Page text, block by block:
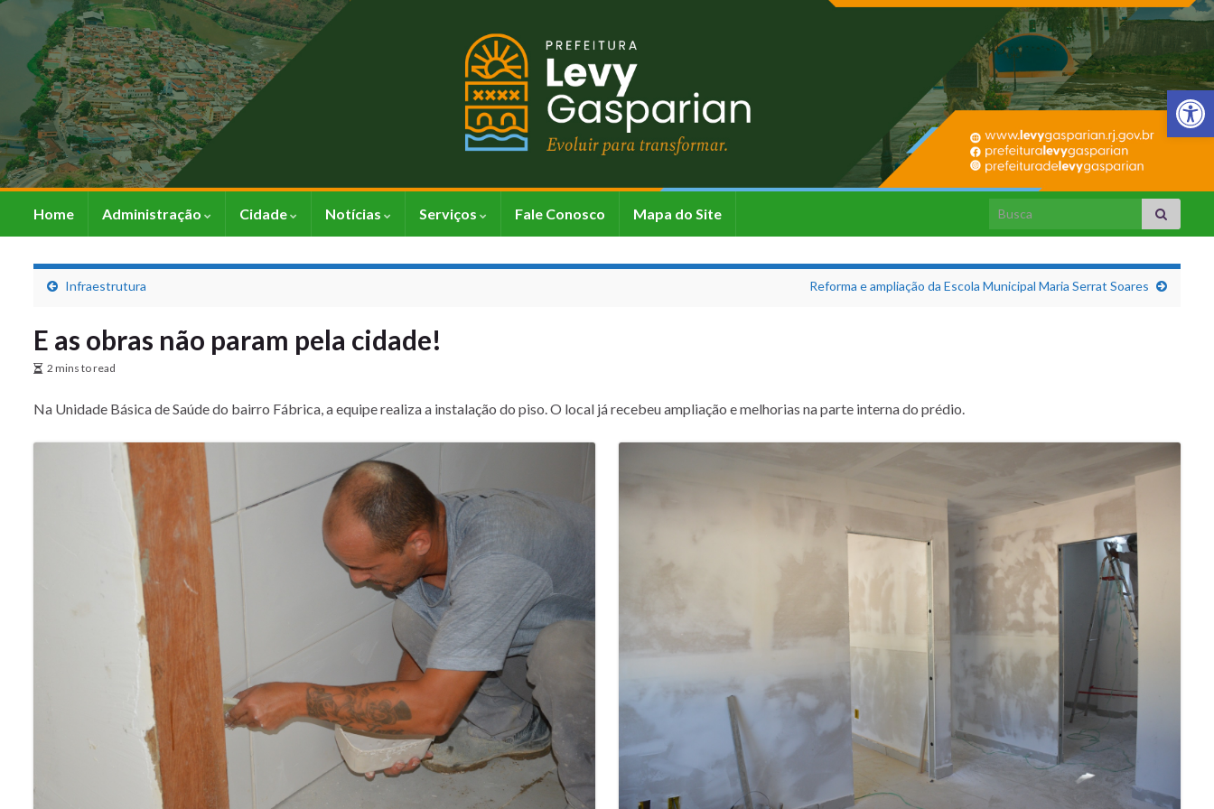
Barra de
Home Administração Cidade Notícias Serviços Fale Conosco Mapa do Site Search for:
Infraestrutura Reforma e ampliação da Escola Municipal Maria Serrat Soares
E as obras não param pela cidade!
2 mins to read
Na Unidade Básica de Saúde do bairro Fábrica, a equipe realiza a instalação do piso. O local já recebeu ampliação e melhorias na parte interna do prédio.